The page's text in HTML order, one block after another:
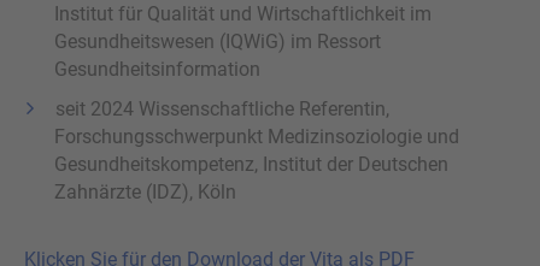
Institut für Qualität und Wirtschaftlichkeit im
Gesundheitswesen (IQWiG) im Ressort
Gesundheitsinformation
seit 2024 Wissenschaftliche Referentin,
Forschungsschwerpunkt Medizinsoziologie und
Gesundheitskompetenz, Institut der Deutschen
Zahnärzte (IDZ), Köln
Klicken Sie für den Download der Vita als PDF